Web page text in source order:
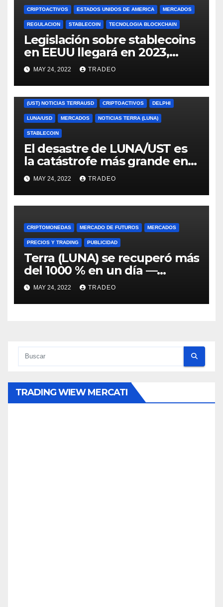
CRIPTOACTIVOS ESTADOS UNIDOS DE AMERICA MERCADOS
REGULACION STABLECOIN TECNOLOGIA BLOCKCHAIN
Legislación sobre stablecoins
en EEUU llegará en 2023,
según Blockchain Association
MAY 24, 2022 TRADEO
(UST) NOTICIAS TERRAUSD CRIPTOACTIVOS DELPHI
LUNA/USD MERCADOS NOTICIAS TERRA (LUNA)
STABLECOIN
El desastre de LUNA/UST es
la catástrofe más grande en
cripto desde Mt. Gox, señala
Delphi
MAY 24, 2022 TRADEO
CRIPTOMONEDAS MERCADO DE FUTUROS MERCADOS
PRECIOS Y TRADING PUBLICIDAD
Terra (LUNA) se recuperó más
del 1000 % en un día —
¿Tienen los inversionistas
esperanza?
MAY 24, 2022 TRADEO
TRADING WIEW MERCATI